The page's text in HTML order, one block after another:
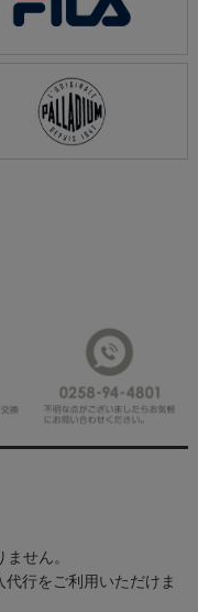
せん。
行をご利用いただけま